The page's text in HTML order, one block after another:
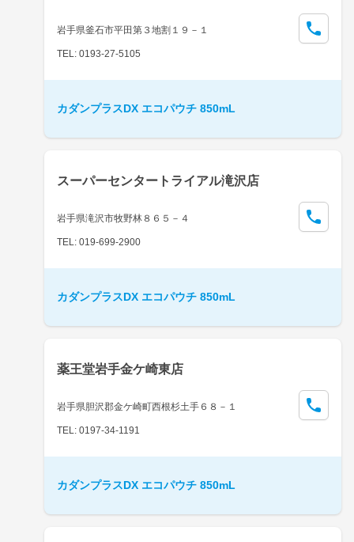
岩手県釜石市平田第３地割１９－１
TEL: 0193-27-5105
カダンプラスDX エコパウチ 850mL
スーパーセンタートライアル滝沢店
岩手県滝沢市牧野林８６５－４
TEL: 019-699-2900
カダンプラスDX エコパウチ 850mL
薬王堂岩手金ケ崎東店
岩手県胆沢郡金ケ崎町西根杉土手６８－１
TEL: 0197-34-1191
カダンプラスDX エコパウチ 850mL